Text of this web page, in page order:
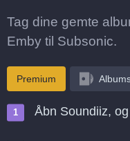
Tag dine gemte
Emby til Subsonic.
Premium
Åbn Soundiiz,